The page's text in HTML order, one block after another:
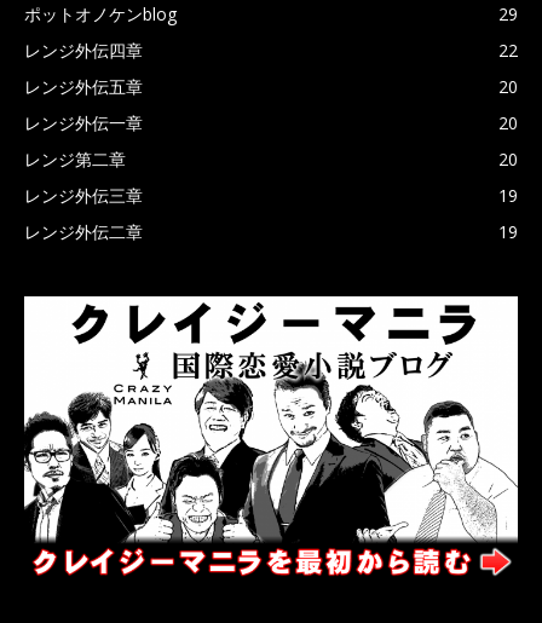
ポットオノケンblog
29
レンジ外伝四章
22
レンジ外伝五章
20
レンジ外伝一章
20
レンジ第二章
20
レンジ外伝三章
19
レンジ外伝二章
19